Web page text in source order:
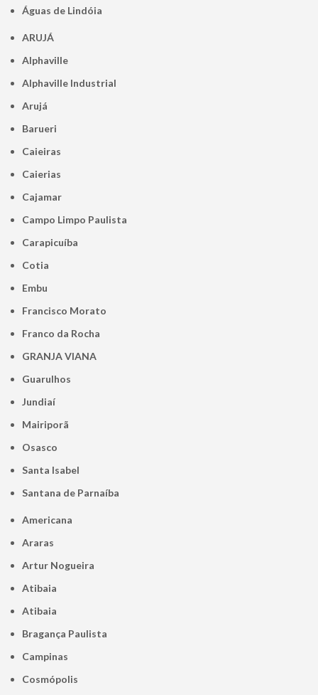
Águas de Lindóia
ARUJÁ
Alphaville
Alphaville Industrial
Arujá
Barueri
Caieiras
Caierias
Cajamar
Campo Limpo Paulista
Carapicuíba
Cotia
Embu
Francisco Morato
Franco da Rocha
GRANJA VIANA
Guarulhos
Jundiaí
Mairiporã
Osasco
Santa Isabel
Santana de Parnaíba
Americana
Araras
Artur Nogueira
Atibaia
Atibaia
Bragança Paulista
Campinas
Cosmópolis